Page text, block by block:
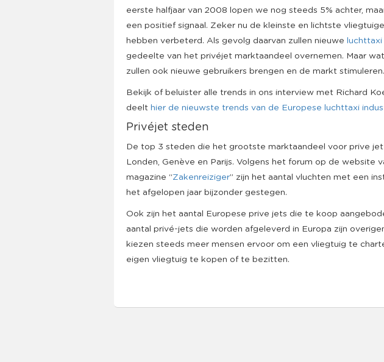
eerste halfjaar van 2008 lopen we nog steeds 5% achter,
een positief signaal. Zeker nu de kleinste en lichtste
hebben verbeterd. Als gevolg daarvan zullen nieuwe luchttaxi
gedeelte van het privéjet marktaandeel overnemen. Maar
zullen ook nieuwe gebruikers brengen en de markt stimuleren.
Bekijk of beluister alle trends in ons interview met Richard
deelt hier de nieuwste trends van de Europese luchttaxi
Privéjet steden
De top 3 steden die het grootste marktaandeel voor prive
Londen, Genève en Parijs. Volgens het forum op de website
magazine “Zakenreiziger” zijn het aantal vluchten met een
het afgelopen jaar bijzonder gestegen.
Ook zijn het aantal Europese prive jets die te koop
aantal privé-jets die worden afgeleverd in Europa zijn
kiezen steeds meer mensen ervoor om een vliegtuig te
eigen vliegtuig te kopen of te bezitten.